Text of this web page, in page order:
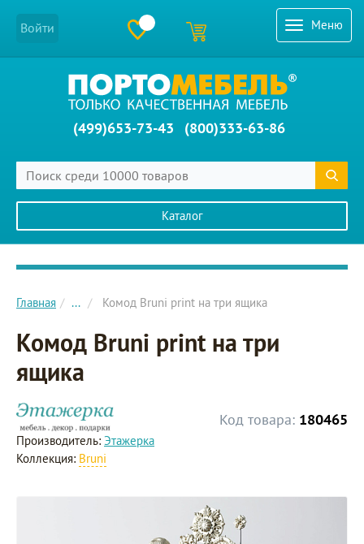
Меню
Войти
(499)653-73-43 (800)333-63-86
Каталог
Главное меню сайта
Главная ... Комод Bruni print на три ящика
Комод Bruni print на три
ящика
Код товара: 180465
Производитель: Этажерка
Коллекция: Bruni